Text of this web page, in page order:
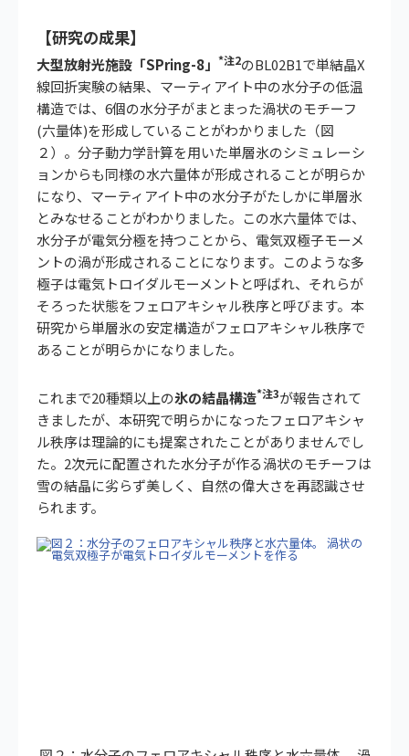
【研究の成果】
大型放射光施設「SPring-8」 *注2のBL02B1で単結晶X
線回折実験の結果、マーティアイト中の水分子の低温
構造では、6個の水分子がまとまった渦状のモチーフ
(六量体)を形成していることがわかりました（図
２）。分子動力学計算を用いた単層氷のシミュレーシ
ョンからも同様の水六量体が形成されることが明らか
になり、マーティアイト中の水分子がたしかに単層氷
とみなせることがわかりました。この水六量体では、
水分子が電気分極を持つことから、電気双極子モーメ
ントの渦が形成されることになります。このような多
極子は電気トロイダルモーメントと呼ばれ、それらが
そろった状態をフェロアキシャル秩序と呼びます。本
研究から単層氷の安定構造がフェロアキシャル秩序で
あることが明らかになりました。
これまで20種類以上の氷の結晶構造*注3が報告されて
きましたが、本研究で明らかになったフェロアキシャ
ル秩序は理論的にも提案されたことがありませんでし
た。2次元に配置された水分子が作る渦状のモチーフは
雪の結晶に劣らず美しく、自然の偉大さを再認識させ
られます。